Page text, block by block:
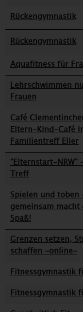
Rückengymnastik
Rückengymnastik
Aquafitness für
Lehrschwimmen
Frauen
Café
Eltern-Kind-Café
Familientreff Eller
"Elternstart-NRW"
Treff
Spielen und toben
gemeinsam macht
Spaß!
Grenzen setzen,
schaffen -online-
Fitnessgymnastik
Fitnessgymnastik